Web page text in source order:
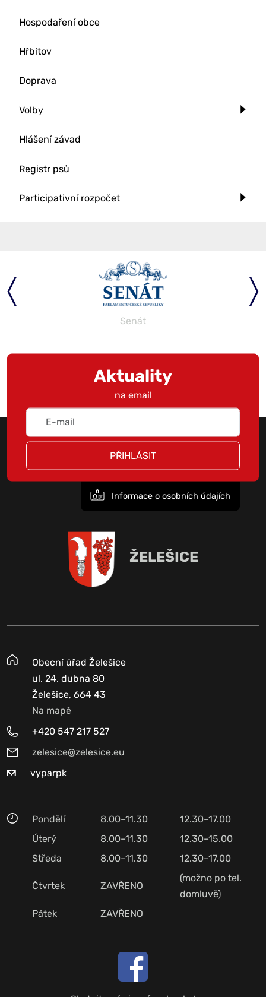
Hospodaření obce
Hřbitov
Doprava
Volby
Hlášení závad
Registr psů
Participativní rozpočet
Senát
Aktuality
na email
PŘIHLÁSIT
Informace o osobních údajích
ŽELEŠICE
Obecní úřad Želešice
ul. 24. dubna 80
Želešice, 664 43
Na mapě
+420 547 217 527
zelesice@zelesice.eu
vyparpk
Pondělí 8.00–11.30
12.30–17.00
Úterý
8.00–11.30
12.30–15.00
Středa
8.00–11.30 12.30–17.00
Čtvrtek ZAVŘENO
(možno po tel.
domluvě)
Pátek
ZAVŘENO